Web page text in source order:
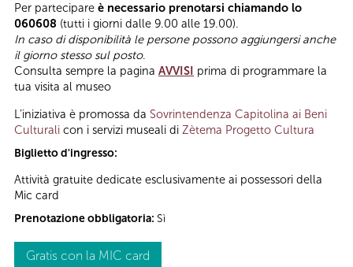
Per partecipare è necessario prenotarsi chiamando lo
060608 (tutti i giorni dalle 9.00 alle 19.00).
In caso di disponibilità le persone possono aggiungersi anche
il giorno stesso sul posto.
Consulta sempre la pagina AVVISI prima di programmare la
tua visita al museo
L’iniziativa è promossa da Sovrintendenza Capitolina ai Beni
Culturali con i servizi museali di Zètema Progetto Cultura
Biglietto d'ingresso:
Attività gratuite dedicate esclusivamente ai possessori della
Mic card
Prenotazione obbligatoria: Sì
Gratis con la MIC card